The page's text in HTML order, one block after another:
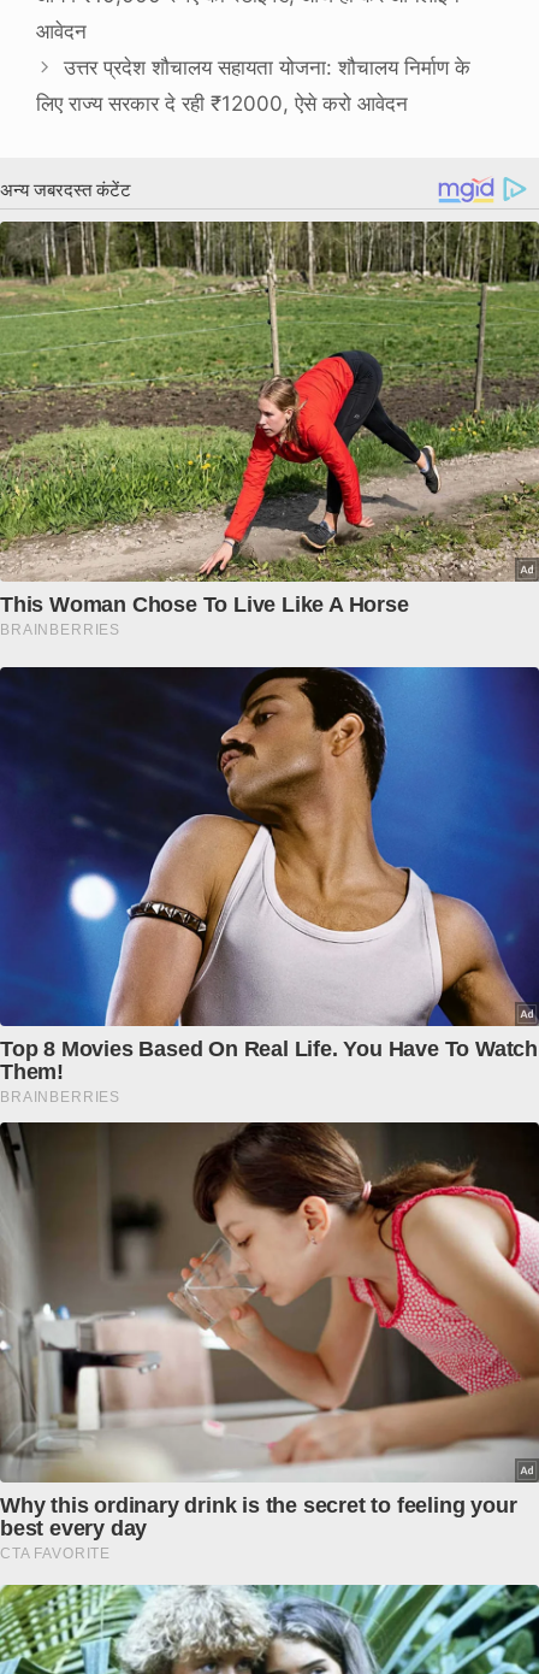
आवेदन
उत्तर प्रदेश शौचालय सहायता योजना: शौचालय निर्माण के
लिए राज्य सरकार दे रही ₹12000, ऐसे करो आवेदन